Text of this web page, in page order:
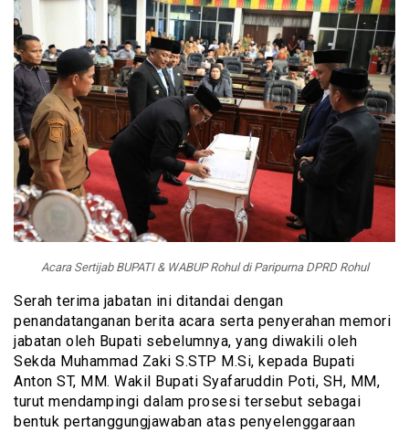
Acara Sertijab BUPATI & WABUP Rohul di Paripurna DPRD Rohul
Serah terima jabatan ini ditandai dengan
penandatanganan berita acara serta penyerahan memori
jabatan oleh Bupati sebelumnya, yang diwakili oleh
Sekda Muhammad Zaki S.STP M.Si, kepada Bupati
Anton ST, MM. Wakil Bupati Syafaruddin Poti, SH, MM,
turut mendampingi dalam prosesi tersebut sebagai
bentuk pertanggungjawaban atas penyelenggaraan